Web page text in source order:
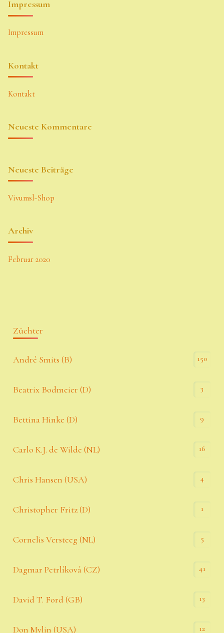
Impressum
Impressum
Kontakt
Kontakt
Neueste Kommentare
Neueste Beiträge
Vivumsl-Shop
Archiv
Februar 2020
Züchter
André Smits (B) 150
Beatrix Bodmeier (D) 3
Bettina Hinke (D) 9
Carlo K.J. de Wilde (NL) 16
Chris Hansen (USA) 4
Christopher Fritz (D) 1
Cornelis Versteeg (NL) 5
Dagmar Petrlíková (CZ) 41
David T. Ford (GB) 13
Don Mylin (USA) 12